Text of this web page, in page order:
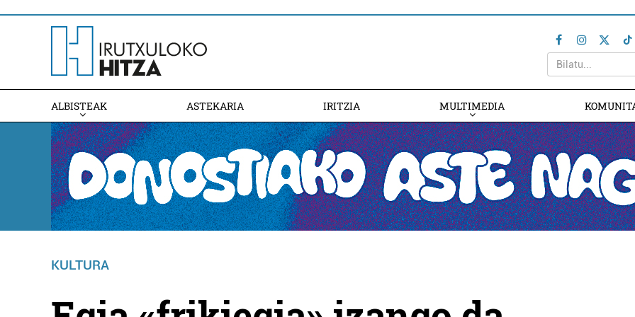
ALBISTEAK ASTEKARIA IRITZIA MULTIMEDIA
KULTURA